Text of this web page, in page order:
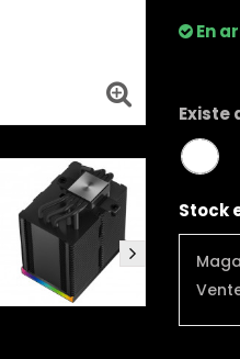
En
Existe
Stock